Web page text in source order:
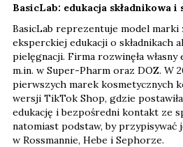
BasicLab: edukacja składnikowa
BasicLab reprezentuje model marki
eksperckiej edukacji o składnikach
pielęgnacji. Firma rozwinęła
m.in. w Super-Pharm oraz DOZ. W
pierwszych marek kosmetycznych
wersji TikTok Shop, gdzie
edukację i bezpośredni kontakt ze
natomiast podstaw, by przypisywać
w Rossmannie, Hebe i Sephorze.